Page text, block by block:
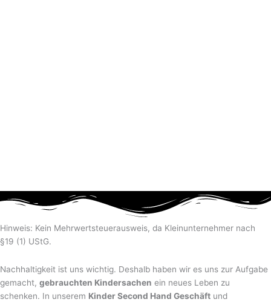
Hinweis: Kein Mehrwertsteuerausweis, da Kleinunternehmer nach
§19 (1) UStG.
Nachhaltigkeit ist uns wichtig. Deshalb haben wir es uns zur Aufgabe
gemacht, gebrauchten Kindersachen ein neues Leben zu
schenken. In unserem Kinder Second Hand Geschäft und